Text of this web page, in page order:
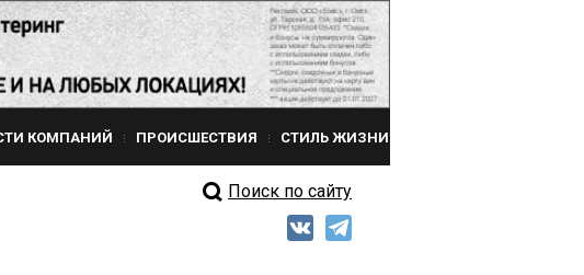
КОМПАНИЙ ПРОИСШЕСТВИЯ СТИЛЬ ЖИЗНИ
Поиск по сайту